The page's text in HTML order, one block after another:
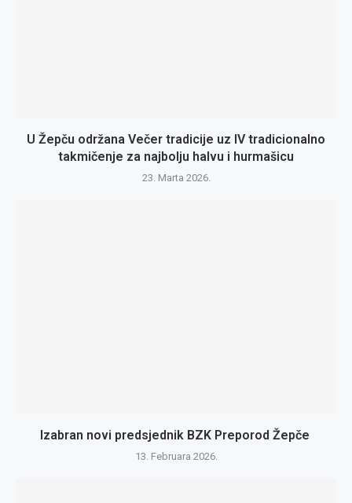
U Žepču održana Večer tradicije uz IV tradicionalno
takmičenje za najbolju halvu i hurmašicu
23. Marta 2026.
Izabran novi predsjednik BZK Preporod Žepče
13. Februara 2026.